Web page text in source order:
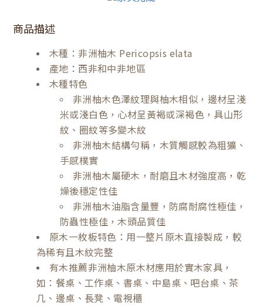
商品描述
木種：非洲柚木 Pericopsis elata
產地：西非和中非地區
木種特色
非洲柚木色澤紋理與柚木相似，邊材呈淺
米或淺白色，心材呈黃褐或深褐色，具山形
紋、圈紋等多變木紋
非洲柚木結構勻稱，木質觸感較為粗獷、
手感樸實
非洲柚木屬硬木，耐磨且木材強度高，乾
燥後穩定性佳
非洲柚木油脂含量豐，防腐耐腐性極佳，
防蟲性極佳，木頭品質佳
原木一枚板特色：用一整片原木直接製成，較
為稀有且木紋完整
有木推薦非洲柚木原木材應用於實木家具，
如：餐桌、工作桌、書桌、中島桌、吧台桌、茶
几、邊桌、長凳、電視櫃